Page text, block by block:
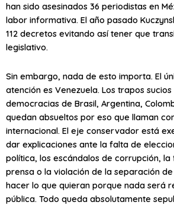
han sido asesinados 36 periodistas en
labor informativa. El año pasado
112 decretos evitando así tener que
legislativo.
Sin embargo, nada de esto importa. El
atención es Venezuela. Los trapos
democracias de Brasil, Argentina,
quedan absueltos por eso que llaman
internacional. El eje conservador está
dar explicaciones ante la falta de
política, los escándalos de corrupción,
prensa o la violación de la separación
hacer lo que quieran porque nada será
pública. Todo queda absolutamente